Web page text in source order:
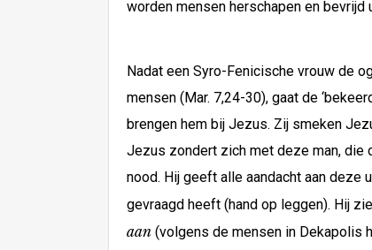
worden mensen herschapen en
Nadat een Syro-Fenicische vrouw de
mensen (Mar. 7,24-30), gaat de
brengen hem bij Jezus. Zij smeken
Jezus zondert zich met deze man, die
nood. Hij geeft alle aandacht aan deze
gevraagd heeft (hand op leggen). Hij
aan (volgens de mensen in Dekapolis